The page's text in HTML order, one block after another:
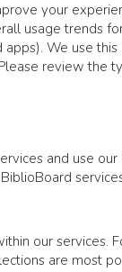
your
usage trends
We use this
review the
and use our
our services.
are most